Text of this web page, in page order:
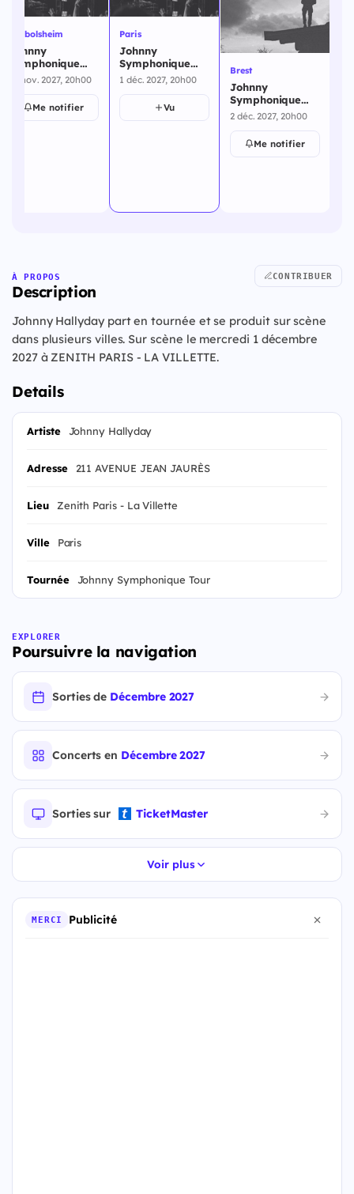
Eckbolsheim
Johnny
Symphonique
Tour -
Eckbolsheim - 26
novembre 2027
26 nov. 2027, 20h00
Me notifier
Paris
Johnny
Symphonique
Tour - Paris - 1
décembre 2027
1 déc. 2027, 20h00
Vu
Brest
Johnny
Symphonique
Tour - Brest - 10
février 2028
2 déc. 2027, 20h00
Me notifier
À PROPOS
Description
CONTRIBUER
Johnny Hallyday part en tournée et se produit sur scène
dans plusieurs villes. Sur scène le mercredi 1 décembre
2027 à ZENITH PARIS - LA VILLETTE.
Details
Artiste Johnny Hallyday
Adresse 211 AVENUE JEAN JAURÈS
Lieu Zenith Paris - La Villette
Ville Paris
Tournée Johnny Symphonique Tour
EXPLORER
Poursuivre la navigation
Sorties de Décembre 2027
Concerts en Décembre 2027
Sorties sur TicketMaster
Voir plus
MERCI Publicité